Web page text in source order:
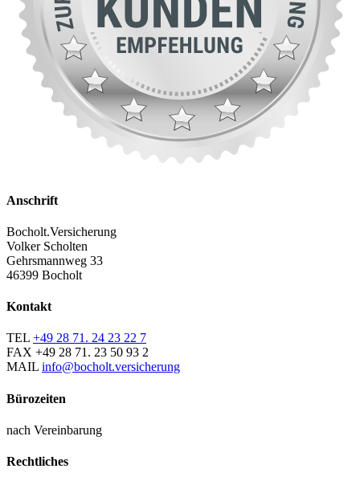
Anschrift
Bocholt.Versicherung
Volker Scholten
Gehrsmannweg 33
46399 Bocholt
Kontakt
TEL +49 28 71. 24 23 22 7
FAX +49 28 71. 23 50 93 2
MAIL info@bocholt.versicherung
Bürozeiten
nach Vereinbarung
Rechtliches